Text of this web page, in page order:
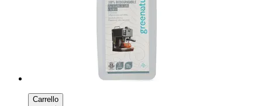
Carrello